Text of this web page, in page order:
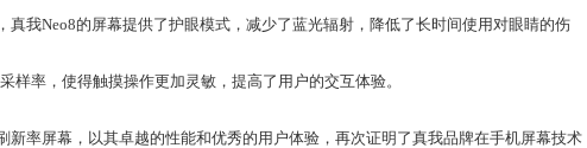
真我Neo8的屏幕提供了护眼模式，减少了蓝光辐射，降低了长时间使用对眼睛的伤
样率，使得触摸操作更加灵敏，提高了用户的交互体验。
新率屏幕，以其卓越的性能和优秀的用户体验，再次证明了真我品牌在手机屏幕技术